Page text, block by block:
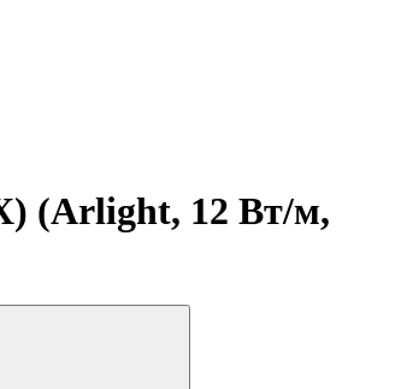
(Arlight, 12 Вт/м,